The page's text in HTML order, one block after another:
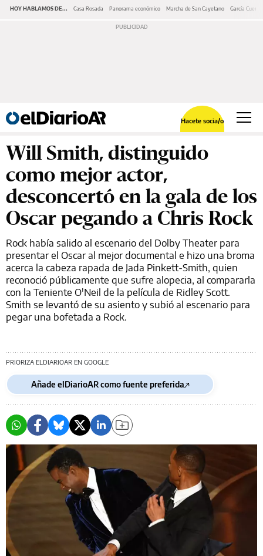
HOY HABLAMOS DE... Casa Rosada Panorama económico Marcha de San Cayetano García Cuerva
Hacete socia/o
Will Smith, distinguido
como mejor actor,
desconcertó en la gala de los
Oscar pegando a Chris Rock
Rock había salido al escenario del Dolby Theater para
presentar el Oscar al mejor documental e hizo una broma
acerca la cabeza rapada de Jada Pinkett-Smith, quien
reconoció públicamente que sufre alopecia, al compararla
con la Teniente O'Neil de la película de Ridley Scott.
Smith se levantó de su asiento y subió al escenario para
pegar una bofetada a Rock.
PRIORIZA ELDIARIOAR EN GOOGLE
Añade elDiarioAR como fuente preferida